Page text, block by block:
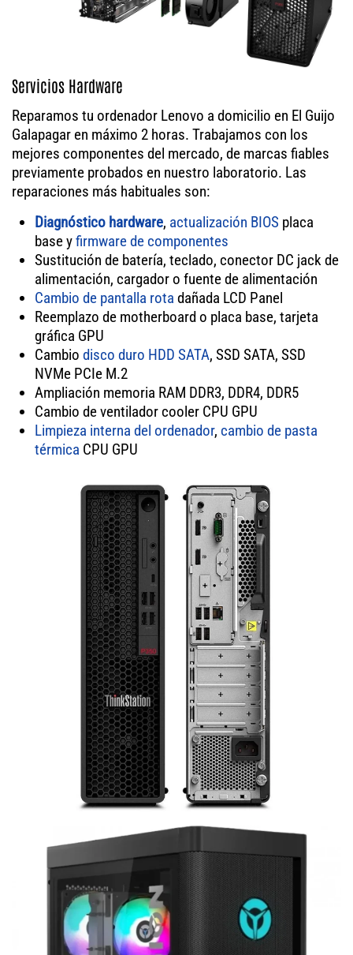
Servicios Hardware
Reparamos tu ordenador Lenovo a domicilio en El Guijo
Galapagar en máximo 2 horas. Trabajamos con los
mejores componentes del mercado, de marcas fiables
previamente probados en nuestro laboratorio. Las
reparaciones más habituales son:
Diagnóstico hardware, actualización BIOS placa
base yfirmware de componentes
Sustitución de batería, teclado, conector DC jack de
alimentación, cargador o fuente de alimentación
Cambio de pantalla rota dañada LCD Panel
Reemplazo de motherboard o placa base, tarjeta
gráfica GPU
Cambio disco duro HDD SATA, SSD SATA, SSD
NVMe PCIe M.2
Ampliación memoria RAM DDR3, DDR4, DDR5
Cambio de ventilador cooler CPU GPU
Limpieza interna del ordenador, cambio de pasta
térmica CPU GPU